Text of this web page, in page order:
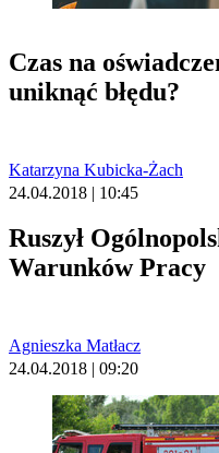
Czas na
uniknąć błędu?
Katarzyna Kubicka-Żach
24.04.2018 | 10:45
Ruszył
Warunków Pracy
Agnieszka Matłacz
24.04.2018 | 09:20